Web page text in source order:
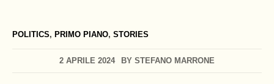
POLITICS, PRIMO PIANO, STORIES
2 APRILE 2024 BY STEFANO MARRONE